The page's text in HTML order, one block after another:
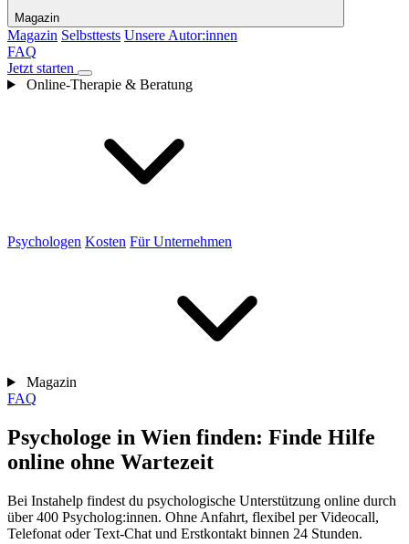
Magazin
Magazin Selbsttests Unsere Autor:innen
FAQ
Jetzt starten
Online-Therapie & Beratung
Psychologen Kosten Für Unternehmen
Magazin
FAQ
Psychologe in Wien finden: Finde Hilfe
online ohne Wartezeit
Bei Instahelp findest du psychologische Unterstützung online durch
über 400 Psycholog:innen. Ohne Anfahrt, flexibel per Videocall,
Telefonat oder Text-Chat und Erstkontakt binnen 24 Stunden.